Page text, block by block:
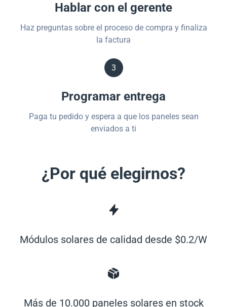
Hablar con el gerente
Haz preguntas sobre el proceso de compra y finaliza
la factura
3
Programar entrega
Paga tu pedido y espera a que los paneles sean
enviados a ti
¿Por qué elegirnos?
Módulos solares de calidad desde $0.2/W
Más de 10.000 paneles solares en stock